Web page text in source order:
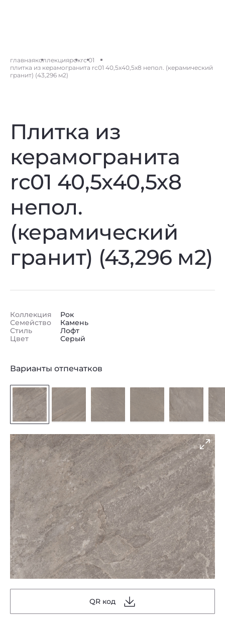
главнаяколлекциярокrc 01
плитка из керамогранита rc01 40,5x40,5х8 непол. (керамический
гранит) (43,296 м2)
Плитка из
керамогранита
rc01 40,5x40,5х8
непол.
(керамический
гранит) (43,296 м2)
Коллекция
Семейство
Стиль
Цвет
Рок
Камень
Лофт
Серый
Варианты отпечатков
QR код